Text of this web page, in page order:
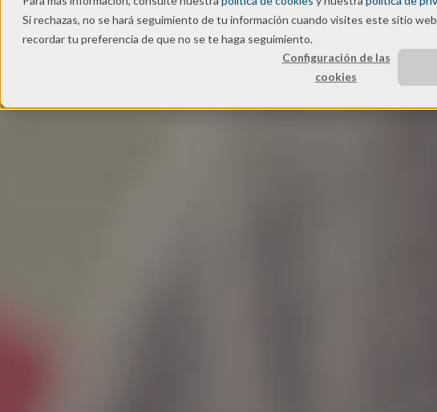
Si rechazas, no se hará seguimiento de tu información cuando visites este sitio
recordar tu preferencia de que no se te haga seguimiento.
Configuración de las
cookies